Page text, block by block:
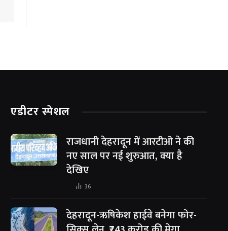
एडीटर स्पेशल
राजधानी देहरादून में आरटीओ ने की
नए साल पर नई शुरुआत, क्या है
देखिए
36
देहरादून-ऋषिकेश हाईवे बनेगा फोर-